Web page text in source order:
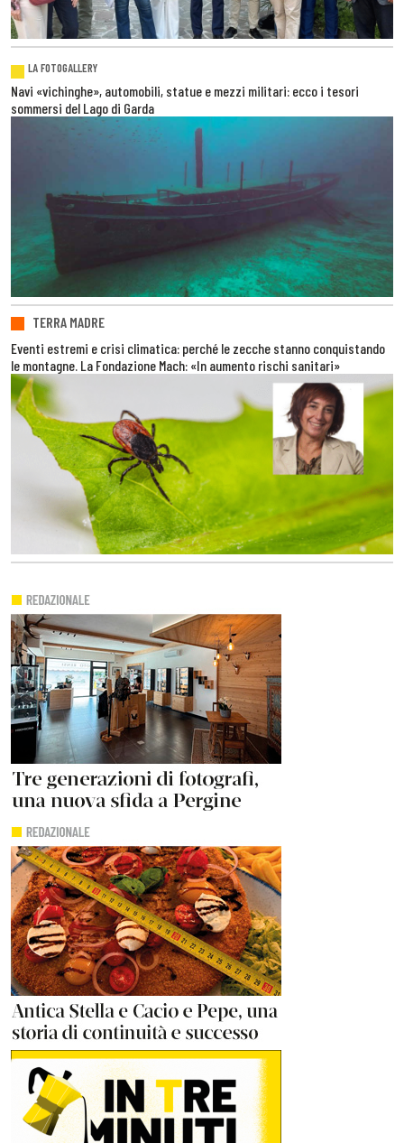
LA FOTOGALLERY
Navi «vichinghe», automobili, statue e mezzi militari: ecco i tesori
sommersi del Lago di Garda
TERRA MADRE
Eventi estremi e crisi climatica: perché le zecche stanno conquistando
le montagne. La Fondazione Mach: «In aumento rischi sanitari»